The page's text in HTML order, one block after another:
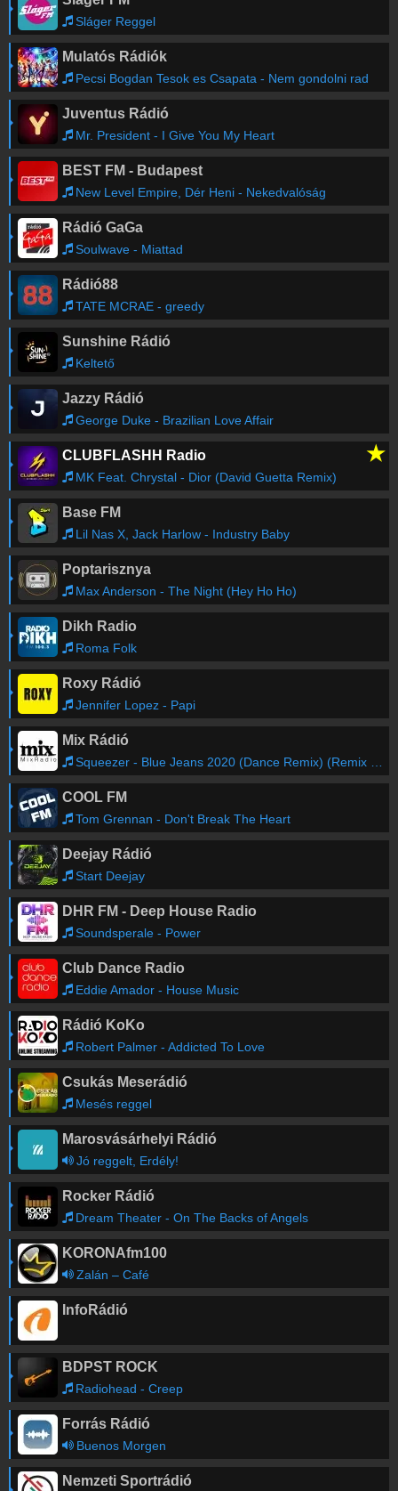
Sláger Reggel
Mulatós Rádiók
Pecsi Bogdan Tesok es Csapata - Nem gondolni rad
Juventus Rádió
Mr. President - I Give You My Heart
BEST FM - Budapest
New Level Empire, Dér Heni - Nekedvalóság
Rádió GaGa
Soulwave - Miattad
Rádió88
TATE MCRAE - greedy
Sunshine Rádió
Keltető
Jazzy Rádió
George Duke - Brazilian Love Affair
CLUBFLASHH Radio ★
MK Feat. Chrystal - Dior (David Guetta Remix)
Base FM
Lil Nas X, Jack Harlow - Industry Baby
Poptarisznya
Max Anderson - The Night (Hey Ho Ho)
Dikh Radio
Roma Folk
Roxy Rádió
Jennifer Lopez - Papi
Mix Rádió
Squeezer - Blue Jeans 2020 (Dance Remix) (Remix Of Popular 90s Hits)
COOL FM
Tom Grennan - Don't Break The Heart
Deejay Rádió
Start Deejay
DHR FM - Deep House Radio
Soundsperale - Power
Club Dance Radio
Eddie Amador - House Music
Rádió KoKo
Robert Palmer - Addicted To Love
Csukás Meserádió
Mesés reggel
Marosvásárhelyi Rádió
Jó reggelt, Erdély!
Rocker Rádió
Dream Theater - On The Backs of Angels
KORONAfm100
Zalán – Café
InfoRádió
BDPST ROCK
Radiohead - Creep
Forrás Rádió
Buenos Morgen
Nemzeti Sportrádió